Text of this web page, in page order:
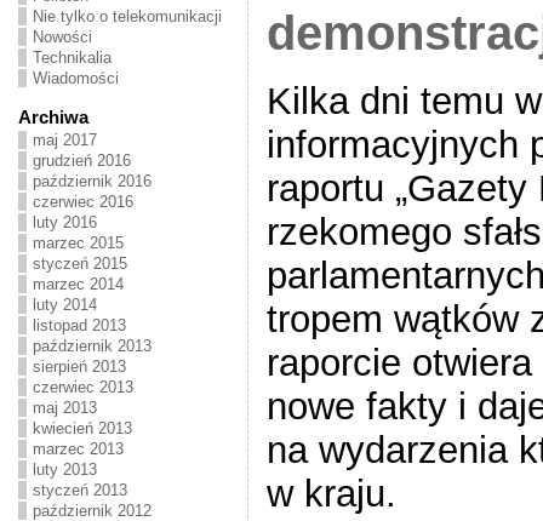
Nie tylko o telekomunikacji
Nowości
Technikalia
Wiadomości
Archiwa
maj 2017
grudzień 2016
październik 2016
czerwiec 2016
luty 2016
marzec 2015
styczeń 2015
marzec 2014
luty 2014
listopad 2013
październik 2013
sierpień 2013
czerwiec 2013
maj 2013
kwiecień 2013
marzec 2013
luty 2013
styczeń 2013
październik 2012
Kilka dni temu
informacyjnych
raportu
rzekomego
tropem wątków
raporcie
nowe fakty i
na wydarzenia
w kraju.